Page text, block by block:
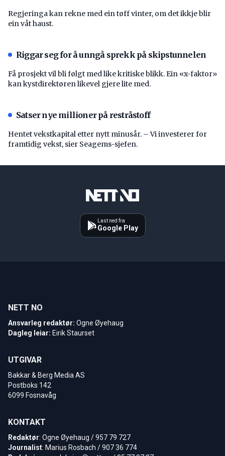
Regjeringa kan rekne med ein tøff vinter, om det ikkje blir
ein våt haust.
Riggar seg for å unngå sprekk på skipstunnelen
Få prosjekt vil bli følgt med like kritiske blikk. Ein «x-faktor»
kan kystdirektøren likevel gjere lite med.
Satser nye millioner på restråstoff
Hentet vekstkapital etter nytt minusår. – Vi investerer for
framtidig vekst, sier Seagems-sjefen.
Last ned fra
Google Play
NETT NO
Ansvarleg redaktør: Ogne Øyehaug
Dagleg leiar: Eirik Staurset
UTGIVAR
Bakkar & Berg Media AS
Postboks 142
6099 Fosnavåg
KONTAKT
Redaktør: Ogne Øyehaug / 957 79 727
Journalist: Marius Rosbach / 907 36 774